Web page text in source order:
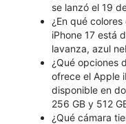
se lanzó el 19
¿En qué
iPhone 17 está
lavanza, azul
¿Qué opciones
ofrece el Apple
disponible en
256 GB y 512
¿Qué cámara